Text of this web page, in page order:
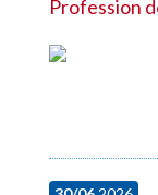
Profession